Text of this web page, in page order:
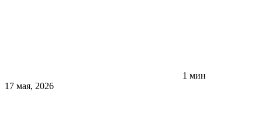
1 мин
17 мая, 2026